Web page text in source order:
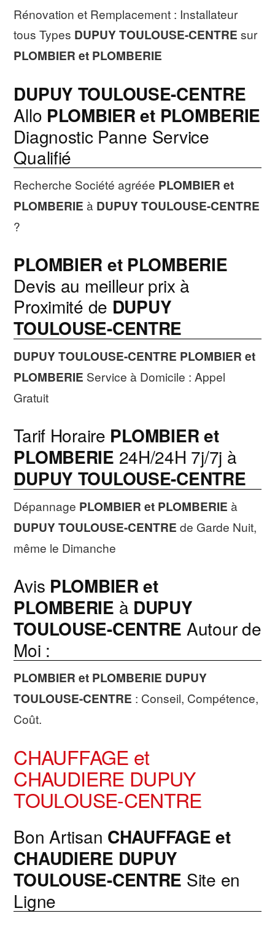
Rénovation et Remplacement : Installateur
tous Types DUPUY TOULOUSE-CENTRE sur
PLOMBIER et PLOMBERIE
DUPUY TOULOUSE-CENTRE
Allo PLOMBIER et PLOMBERIE
Diagnostic Panne Service
Qualifié
Recherche Société agréée PLOMBIER et
PLOMBERIE à DUPUY TOULOUSE-CENTRE
?
PLOMBIER et PLOMBERIE
Devis au meilleur prix à
Proximité de DUPUY
TOULOUSE-CENTRE
DUPUY TOULOUSE-CENTRE PLOMBIER et
PLOMBERIE Service à Domicile : Appel
Gratuit
Tarif Horaire PLOMBIER et
PLOMBERIE 24H/24H 7j/7j à
DUPUY TOULOUSE-CENTRE
Dépannage PLOMBIER et PLOMBERIE à
DUPUY TOULOUSE-CENTRE de Garde Nuit,
même le Dimanche
Avis PLOMBIER et
PLOMBERIE à DUPUY
TOULOUSE-CENTRE Autour de
Moi :
PLOMBIER et PLOMBERIE DUPUY
TOULOUSE-CENTRE : Conseil, Compétence,
Coût.
CHAUFFAGE et
CHAUDIERE DUPUY
TOULOUSE-CENTRE
Bon Artisan CHAUFFAGE et
CHAUDIERE DUPUY
TOULOUSE-CENTRE Site en
Ligne